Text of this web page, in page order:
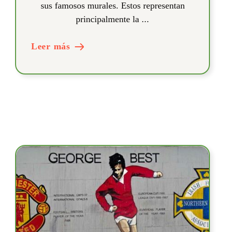
sus famosos murales. Estos representan
principalmente la ...
Leer más